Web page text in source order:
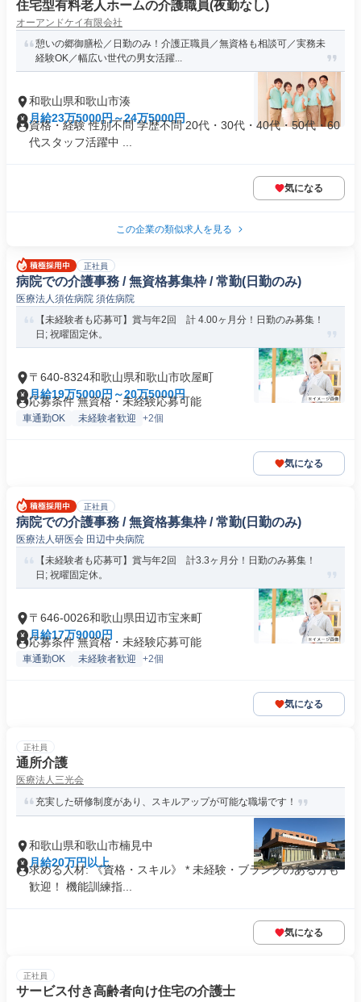
住宅型有料老人ホームの介護職員(夜勤なし)
オーアンドケイ有限会社
憩いの郷御膳松／日勤のみ！介護正職員／無資格も相談可／実務未
経験OK／幅広い世代の男女活躍...
和歌山県和歌山市湊
月給23万5000円～24万5000円
資格・経験 性別不問 学歴不問 20代・30代・40代・50代・60
代スタッフ活躍中 ...
気になる
この企業の類似求人を見る
正社員
病院での介護事務 / 無資格募集枠 / 常勤(日勤のみ)
医療法人須佐病院 須佐病院
【未経験者も応募可】賞与年2回 計 4.00ヶ月分！日勤のみ募集！
日; 祝曜固定休。
〒640-8324和歌山県和歌山市吹屋町
月給19万5000円～20万5000円
応募条件 無資格・未経験応募可能
車通勤OK 未経験者歓迎 +2個
気になる
正社員
病院での介護事務 / 無資格募集枠 / 常勤(日勤のみ)
医療法人研医会 田辺中央病院
【未経験者も応募可】賞与年2回 計3.3ヶ月分！日勤のみ募集！
日; 祝曜固定休。
〒646-0026和歌山県田辺市宝来町
月給17万9000円
応募条件 無資格・未経験応募可能
車通勤OK 未経験者歓迎 +2個
気になる
正社員
通所介護
医療法人三光会
充実した研修制度があり、スキルアップが可能な職場です！
和歌山県和歌山市楠見中
月給20万円以上
求める人材: 《資格・スキル》 * 未経験・ブランクのある方も
歓迎！ 機能訓練指...
気になる
正社員
サービス付き高齢者向け住宅の介護士